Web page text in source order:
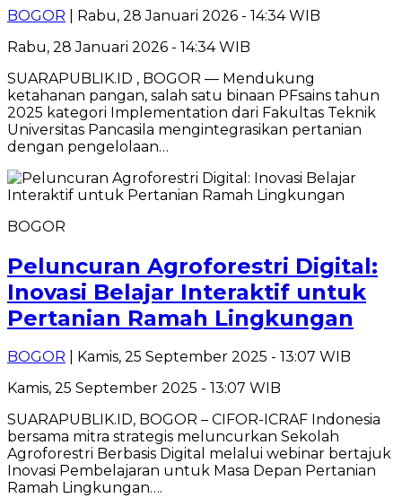
BOGOR | Rabu, 28 Januari 2026 - 14:34 WIB
Rabu, 28 Januari 2026 - 14:34 WIB
SUARAPUBLIK.ID , BOGOR — Mendukung
ketahanan pangan, salah satu binaan PFsains tahun
2025 kategori Implementation dari Fakultas Teknik
Universitas Pancasila mengintegrasikan pertanian
dengan pengelolaan…
BOGOR
Peluncuran Agroforestri Digital:
Inovasi Belajar Interaktif untuk
Pertanian Ramah Lingkungan
BOGOR | Kamis, 25 September 2025 - 13:07 WIB
Kamis, 25 September 2025 - 13:07 WIB
SUARAPUBLIK.ID, BOGOR – CIFOR-ICRAF Indonesia
bersama mitra strategis meluncurkan Sekolah
Agroforestri Berbasis Digital melalui webinar bertajuk
Inovasi Pembelajaran untuk Masa Depan Pertanian
Ramah Lingkungan….